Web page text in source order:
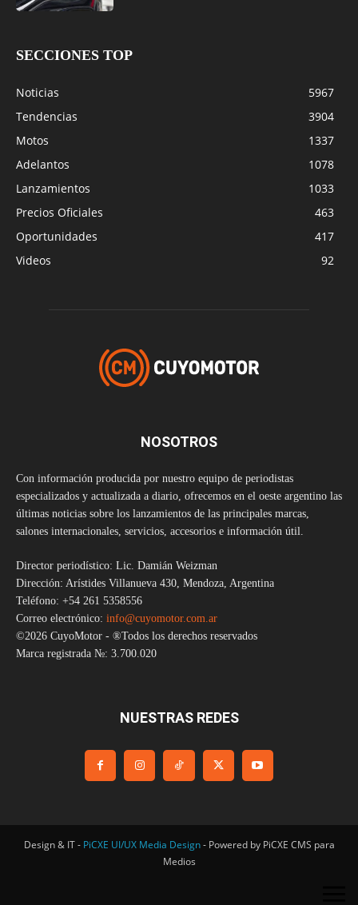
SECCIONES TOP
Noticias
5967
Tendencias
3904
Motos
1337
Adelantos
1078
Lanzamientos
1033
Precios Oficiales
463
Oportunidades
417
Videos
92
NOSOTROS
Con información producida por nuestro equipo de periodistas
especializados y actualizada a diario, ofrecemos en el oeste argentino las
últimas noticias sobre los lanzamientos de las principales marcas,
salones internacionales, servicios, accesorios e información útil.
Director periodístico: Lic. Damián Weizman
Dirección: Arístides Villanueva 430, Mendoza, Argentina
Teléfono: +54 261 5358556
Correo electrónico: info@cuyomotor.com.ar
©2026 CuyoMotor - ®Todos los derechos reservados
Marca registrada №: 3.700.020
NUESTRAS REDES
Design & IT - PiCXE UI/UX Media Design- Powered by PiCXE CMS para
Medios